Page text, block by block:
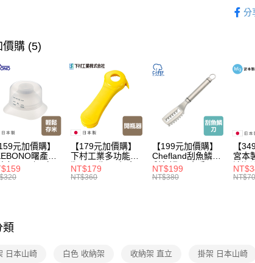
【注
款
資料
用
3.
每筆
宅配
每筆
【🎉
【🎉
【🎉
分
價購 (5)
元加價購】
曙產業
杯漏斗組(白)/
杯/米桶/量米
【179元加價購】
下村工業多功能開
瓶器/開瓶器/餐廚
用品/料理道具/任
NT$179
NT$360
【199元加價購】
Chefland刮魚鱗刀/
刮魚鱗器/廚房用
品/料理道具/任二
NT$199
NT$380
【
宮本
清潔
精/洗
類
日本山崎 白色 收納架 收納架 直立 掛架 日本山崎